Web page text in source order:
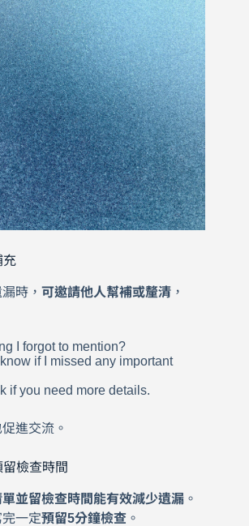
充
時， 可邀請他人幫補或釐清 ，
I forgot to mention?
if I missed any important
if you need more details.
進交流。
檢查時間
並留檢查時間能有效減少遺漏 。
一定預留5分鐘檢查 。